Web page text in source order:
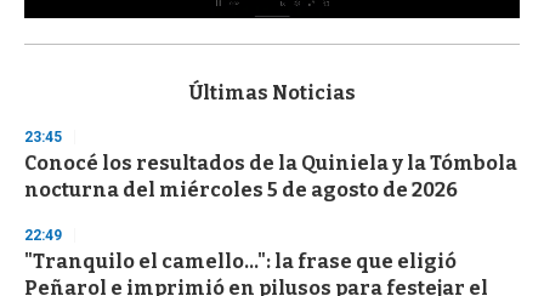
s
d
s
o
f
3
s
e
Últimas Noticias
23:45
Conocé los resultados de la Quiniela y la Tómbola
nocturna del miércoles 5 de agosto de 2026
22:49
"Tranquilo el camello...": la frase que eligió
Peñarol e imprimió en pilusos para festejar el